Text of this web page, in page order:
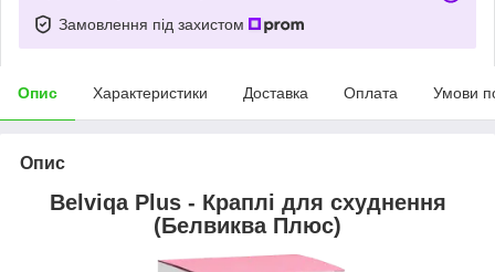
Замовлення під захистом
Опис Характеристики Доставка Оплата Умови
Опис
Belviqa Plus - Краплі для схуднення
(Белвиква Плюс)